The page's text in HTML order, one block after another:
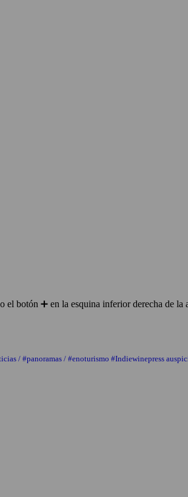
botón ➕ en la esquina inferior derecha de
/ #panoramas / #enoturismo #Indiewinepress